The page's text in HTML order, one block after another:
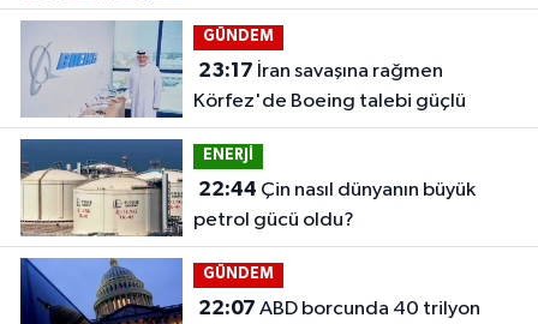
GÜNDEM
23:17
Körfez'de Boeing talebi güçlü
ENERJİ
22:44
petrol gücü oldu?
GÜNDEM
22:07